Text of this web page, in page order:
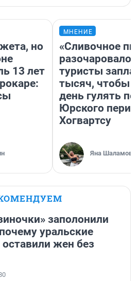
но
13 лет
МНЕНИЕ
«Сливочное
разочаровало»:
туристы
тысяч, чтобы
день гулять по
Юрского
Хогвартсу
Яна Шаламова
заполонили
уральские
жен без